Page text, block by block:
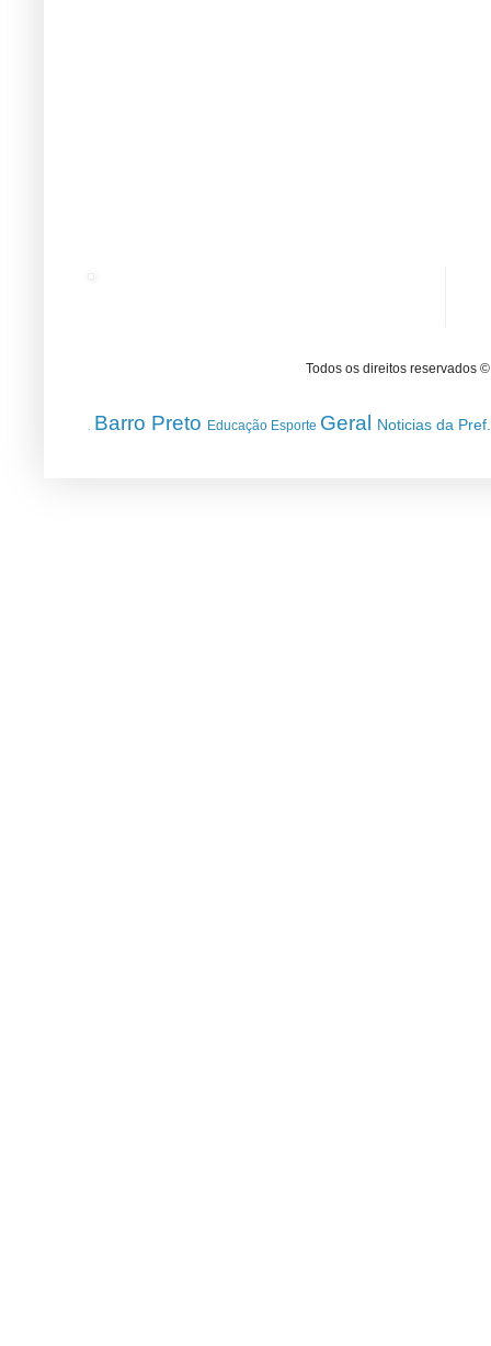
Todos os direitos reservados
Barro Preto Educação Esporte Geral Noticias da